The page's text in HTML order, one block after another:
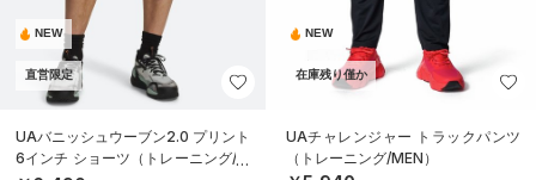
NEW
直営限定
UAバニッシュウーブン2.0 プリント
6インチ ショーツ（トレーニング/M
NEW
在庫残り僅か
UAチャレンジャー トラックパンツ
（トレーニング/MEN）